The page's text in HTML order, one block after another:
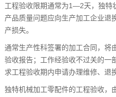
工程验收限期通常为1—2天，独特
产品质量问题应向生产加工企业退
产损失。
通常生产性科签署的加工合同，将
验收报告；工作经验收不过关的一
求工程验收期内申请办理维修、退
独特机械加工零配件的工程验收，